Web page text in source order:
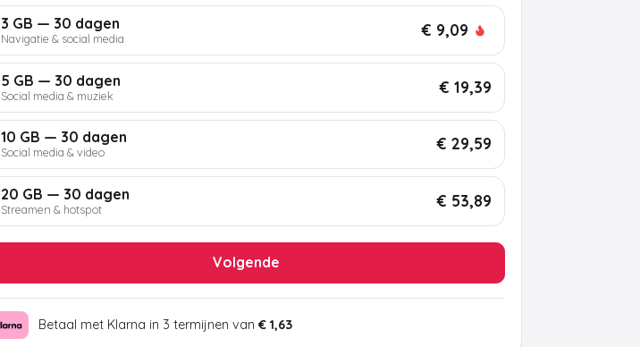
3 GB — 30 dagen
Navigatie & social media € 9,09
5 GB — 30 dagen
Social media & muziek € 19,39
10 GB — 30 dagen
Social media & video € 29,59
20 GB — 30 dagen
Streamen & hotspot € 53,89
Volgende
Betaal met Klarna in 3 termijnen van € 1,63